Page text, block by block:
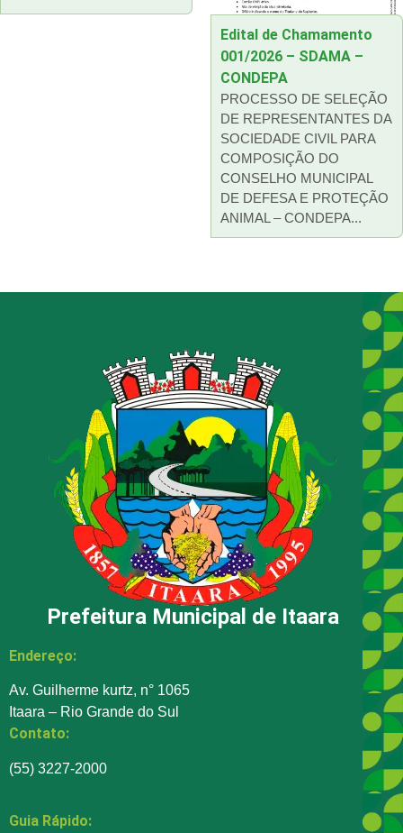
Edital de Chamamento
001/2026 – SDAMA –
CONDEPA
PROCESSO DE SELEÇÃO
DE REPRESENTANTES DA
SOCIEDADE CIVIL PARA
COMPOSIÇÃO DO
CONSELHO MUNICIPAL
DE DEFESA E PROTEÇÃO
ANIMAL – CONDEPA...
Prefeitura Municipal de Itaara
Endereço:
Av. Guilherme kurtz, n° 1065
Itaara – Rio Grande do Sul
Contato:
(55) 3227-2000
Guia Rápido: